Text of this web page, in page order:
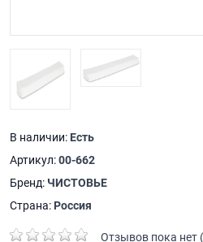
В наличии: Есть
Артикул:00-662
Бренд: ЧИСТОВЬЕ
Страна: Россия
Отзывов пока нет